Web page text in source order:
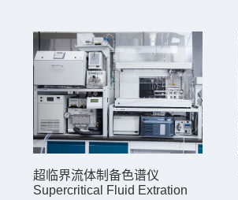
超临界流体制备色谱仪
Supercritical Fluid Extration